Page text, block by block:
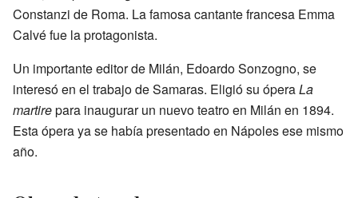
Constanzi de Roma. La famosa cantante francesa Emma
Calvé fue la protagonista.
Un importante editor de Milán, Edoardo Sonzogno, se
interesó en el trabajo de Samaras. Eligió su óperaLa
martirepara inaugurar un nuevo teatro en Milán en 1894.
Esta ópera ya se había presentado en Nápoles ese mismo
año.